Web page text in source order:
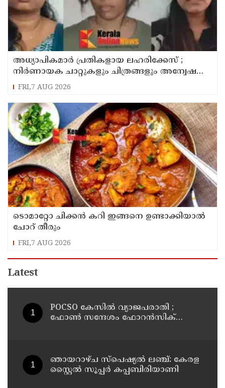
അധ്യാപികമാര്‍ പ്രതികളായ ലഹരിക്കേസ് ;
നിർണായക ചാറ്റുകളും ചിത്രങ്ങളും അന്വേഷണ
സംഘത്തിന്
FRI,7 AUG 2026
ടൊമാറ്റോ ചിക്കൻ കറി ഇങ്ങനെ ഉണ്ടാക്കിയാൽ
ചോറ് തീരും
FRI,7 AUG 2026
Latest
POCSO കേസിൽ വ്യാജപരാതി ;
ഫോൺ സന്ദേശം ഫോറൻസിക്
ഞായറാഴ്ച സ്പെഷ്യൽ ലഞ്ച്: കേരള
സ്റ്റൈൽ സൂപ്പർ കപ്പബിരിയാണി